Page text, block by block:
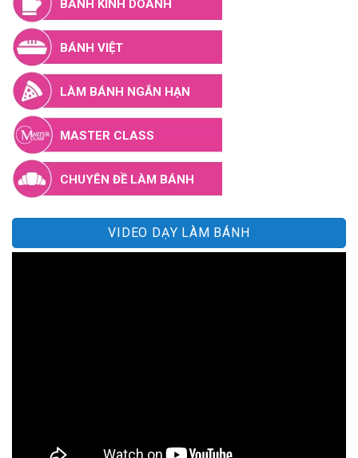
BÁNH KINH DOANH
BÁNH VIỆT
LÀM BÁNH NGẮN HẠN
MASTER CLASS
CHUYÊN ĐỀ LÀM BÁNH
VIDEO DẠY LÀM BÁNH